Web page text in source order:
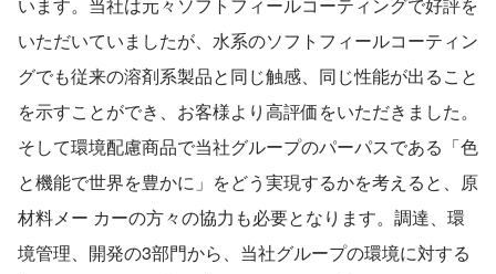
います。当社は元々ソフトフィールコーティングで好評を
いただいていましたが、水系のソフトフィールコーティン
グでも従来の溶剤系製品と同じ触感、同じ性能が出ること
を示すことができ、お客様より高評価をいただきました。
そして環境配慮商品で当社グループのパーパスである「色
と機能で世界を豊かに」をどう実現するかを考えると、原
材料メー カーの方々の協力も必要となります。調達、環
境管理、開発の3部門から、当社グループの環境に対する